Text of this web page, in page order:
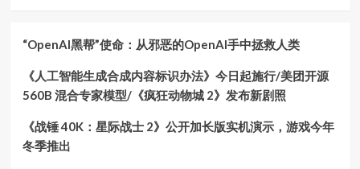
“OpenAI黑帮”使命：从邪恶的OpenAI手中拯救人类
《人工智能生成合成内容标识办法》今日起施行/美团开源
560B 混合专家模型/《疯狂动物城 2》发布新剧照
《战锤 40K：星际战士 2》公开加长版实机演示，游戏今年
冬季推出